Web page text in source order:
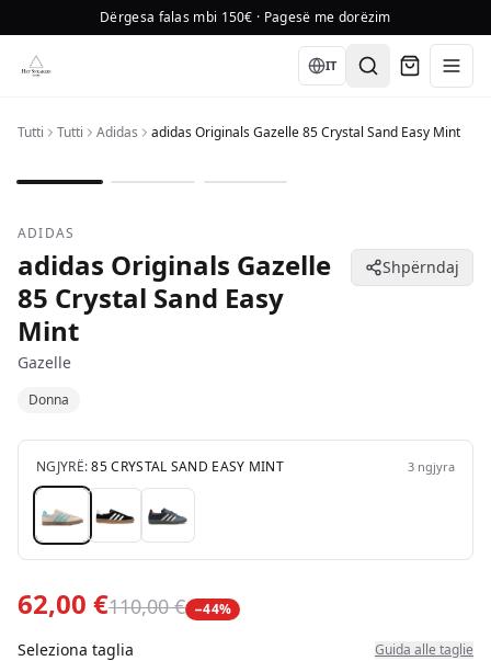
Dërgesa falas mbi 150€ · Pagesë me dorëzim
Language
IT
Tutti Tutti Adidas adidas Originals Gazelle 85 Crystal Sand Easy Mint
ADIDAS
adidas Originals Gazelle
85 Crystal Sand Easy
Mint
Shpërndaj
Gazelle
Donna
NGJYRË:85 CRYSTAL SAND EASY MINT 3 ngjyra
62,00 €110,00 € −44%
Seleziona taglia Guida alle taglie